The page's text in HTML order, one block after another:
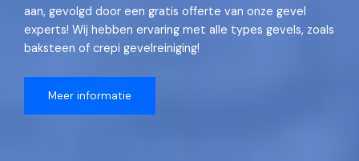
aan, gevolgd door een gratis offerte van onze gevel
experts! Wij hebben ervaring met alle types gevels, zoals
baksteen of crepi gevelreiniging!
Meer informatie